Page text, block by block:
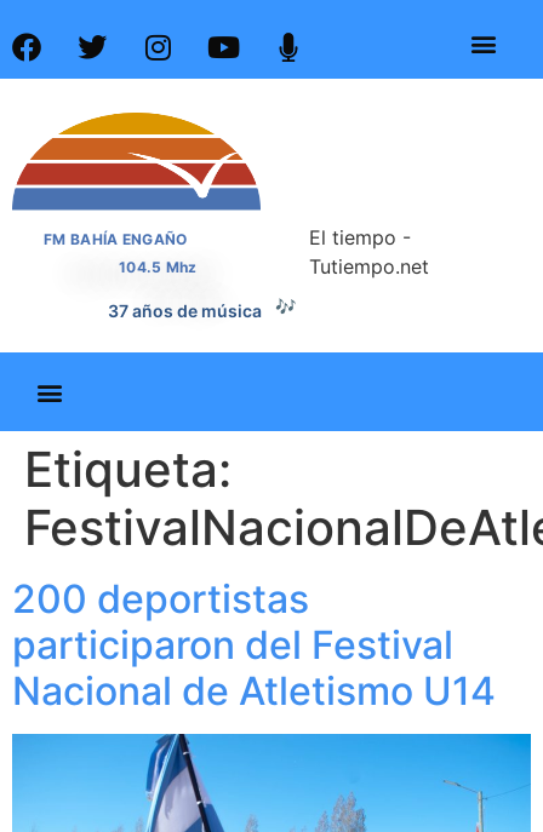
FM BAHÍA ENGAÑO
104.5 Mhz
37 años de música 🎶
El tiempo -
Tutiempo.net
Etiqueta:
200 deportistas
participaron del Festival
Nacional de Atletismo U14